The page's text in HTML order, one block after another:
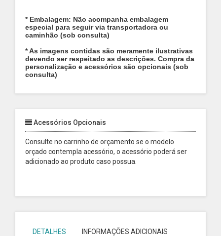
* Embalagem: Não acompanha embalagem
especial para seguir via transportadora ou
caminhão (sob consulta)
* As imagens contidas são meramente ilustrativas
devendo ser respeitado as descrições. Compra da
personalização e acessórios são opcionais (sob
consulta)
Acessórios Opcionais
Consulte no carrinho de orçamento se o modelo
orçado contempla acessório, o acessório poderá ser
adicionado ao produto caso possua.
DETALHES INFORMAÇÕES ADICIONAIS